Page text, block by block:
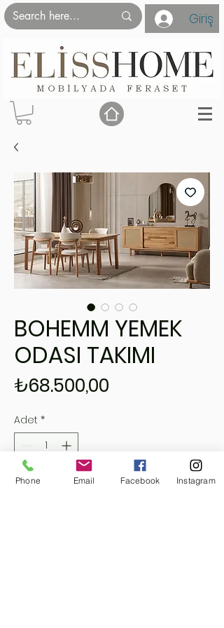
Giriş
BOHEMM YEMEK
ODASI TAKIMI
₺68.500,00
Adet *
Sepete Ekle
Phone Email Facebook Instagram